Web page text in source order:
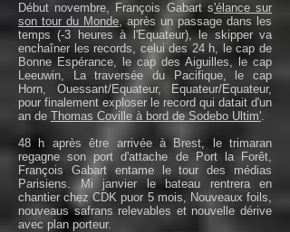
Début novembre, François Gabart s'élance sur
son tour du Monde,après un passage dans les
temps (-3 heures à l'Equateur), le skipper va
enchaîner les records, celui des 24 h, le cap de
Bonne Espérance, le cap des Aiguilles, le cap
Leeuwin, La traversée du Pacifique, le cap
Horn, Ouessant/Equateur, Equateur/Equateur,
pour finalement exploser le record qui datait d'un
an de Thomas Coville à bord de Sodebo Ultim'.
48 h après être arrivée à Brest, le trimaran
regagne son port d'attache de Port la Forêt,
François Gabart entame le tour des médias
Parisiens. Mi janvier le bateau rentrera en
chantier chez CDK puor 5 mois, Nouveaux foils,
nouveaus safrans relevables et nouvelle dérive
avec plan porteur.